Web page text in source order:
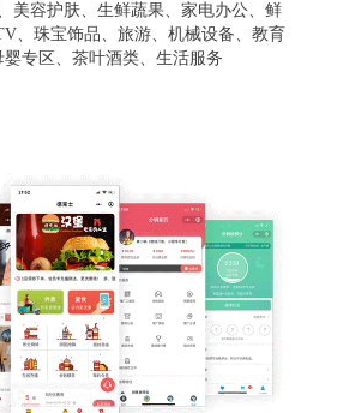
美容护肤、生鲜蔬果、家电办公、鲜
、珠宝饰品、旅游、机械设备、教育
婴专区、茶叶酒类、生活服务